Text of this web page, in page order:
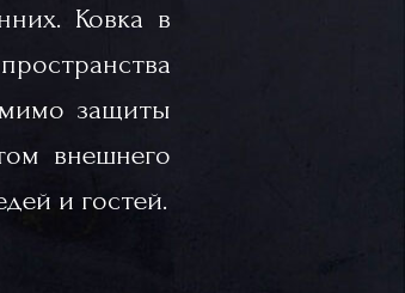
Ковка в
защиты
внешнего
и гостей.